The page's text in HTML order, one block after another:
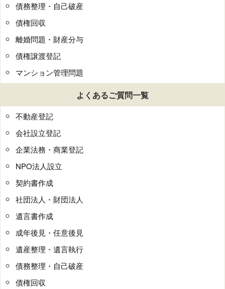
債務整理・自己破産
債権回収
離婚問題・財産分与
債権譲渡登記
マンション管理問題
よくあるご質問一覧
不動産登記
会社設立登記
企業法務・商業登記
NPO法人設立
契約書作成
社団法人・財団法人
遺言書作成
成年後見・任意後見
遺産整理・遺言執行
債務整理・自己破産
債権回収